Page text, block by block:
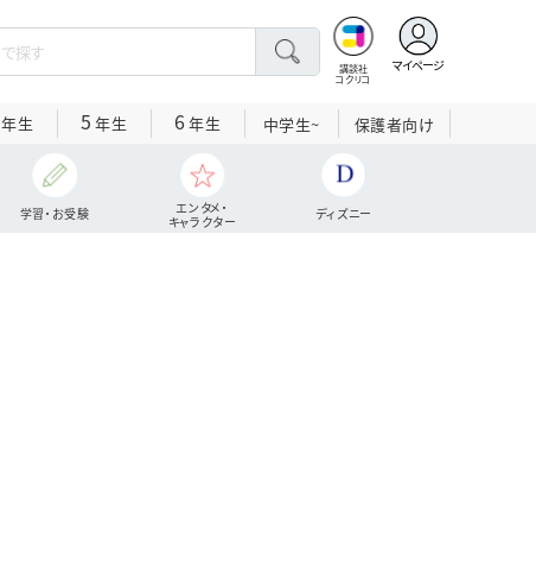
講談社
コクリコ
マイページ
年生 5 年生 6 年生 中学生~ 保護者向け
学習・お受験
エンタメ・
キャラクター
ディズニー